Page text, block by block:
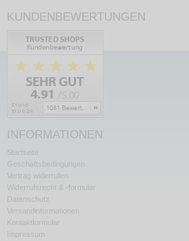
KUNDENBEWERTUNGEN
INFORMATIONEN
Startseite
Geschäftsbedingungen
Vertrag widerrufen
Widerrufsrecht & -formular
Datenschutz
Versandinformationen
Kontaktformular
Impressum